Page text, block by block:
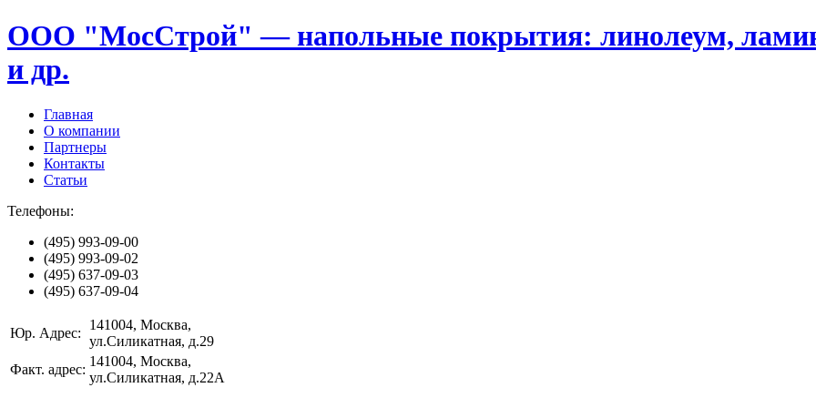
ООО "МосСтрой" — напольные покрытия: линолеум,
и др.
Главная
О компании
Партнеры
Контакты
Статьи
Телефоны:
(495) 993-09-00
(495) 993-09-02
(495) 637-09-03
(495) 637-09-04
Юр. Адрес:
141004, Москва,
ул.Силикатная, д.29
Факт. адрес:
141004, Москва,
ул.Силикатная, д.22А